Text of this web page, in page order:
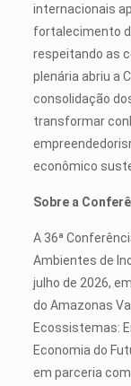
internacionais
fortalecimento
respeitando as
plenária abriu a
consolidação
transformar
econômico
Sobre a
A 36ª
Ambientes de
julho de 2026,
do Amazonas
Ecossistemas:
Economia do
em parceria